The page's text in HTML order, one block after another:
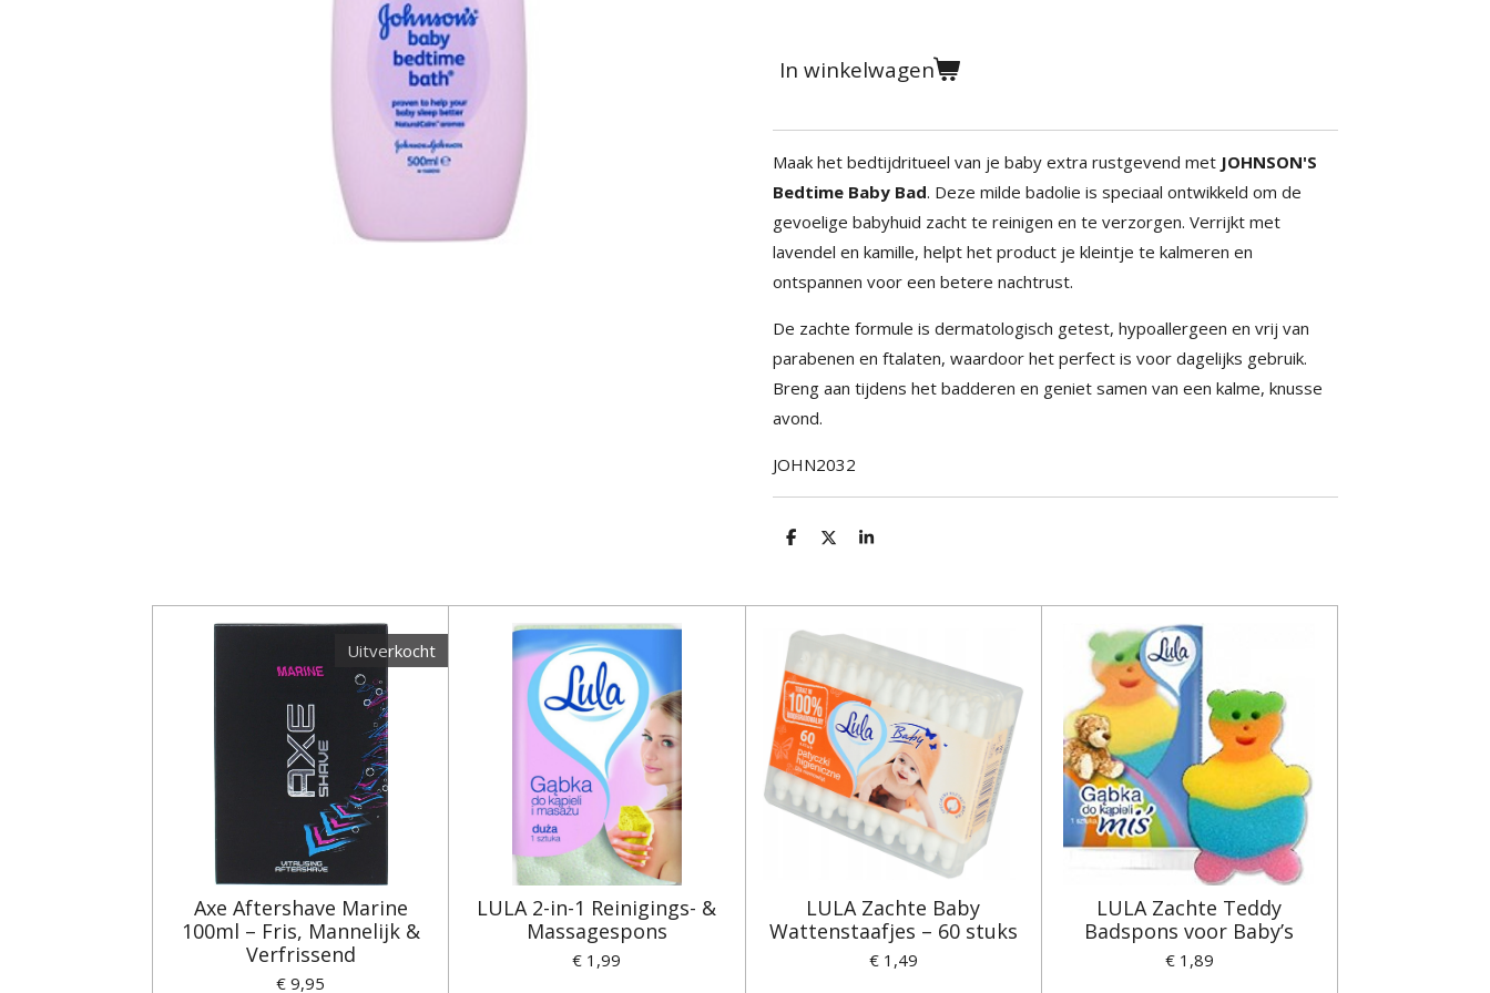
In winkelwagen
Maak het bedtijdritueel van je baby extra rustgevend met JOHNSON'S
Bedtime Baby Bad. Deze milde badolie is speciaal ontwikkeld om de
gevoelige babyhuid zacht te reinigen en te verzorgen. Verrijkt met
lavendel en kamille, helpt het product je kleintje te kalmeren en
ontspannen voor een betere nachtrust.
De zachte formule is dermatologisch getest, hypoallergeen en vrij van
parabenen en ftalaten, waardoor het perfect is voor dagelijks gebruik.
Breng aan tijdens het badderen en geniet samen van een kalme, knusse
avond.
JOHN2032
D
n
D
S
e
Uitverkocht
Axe Aftershave Marine
100ml – Fris, Mannelijk &
Verfrissend
€ 9,95
LULA 2-in-1 Reinigings- &
Massagespons
€ 1,99
LULA Zachte Baby
Wattenstaafjes – 60 stuks
€ 1,49
LULA Zachte Teddy
Badspons voor Baby’s
€ 1,89